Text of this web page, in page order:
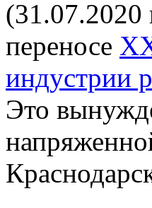
(31.07.2020
переносе
индустрии
Это